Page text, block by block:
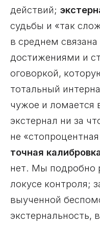
действий;
судьбы и «так
в среднем
достижениями и
оговоркой,
тотальный
чужое и ломается
экстернал ни за
не
точная
нет. Мы подробно
локусе контроля;
выученной
экстернальность,